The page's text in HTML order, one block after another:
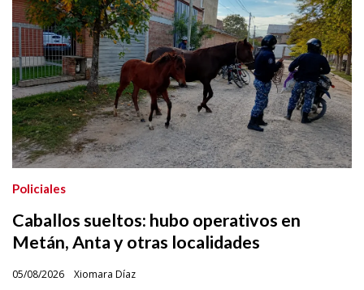
Caballos sueltos: hubo operativos en
Metán, Anta y otras localidades
Xiomara Díaz
Policiales
05/08/2026